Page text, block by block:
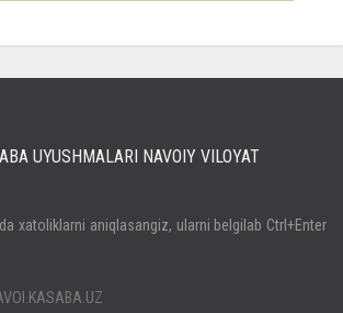
UYUSHMALARI NAVOIY VILOYAT
xatoliklarni aniqlasangiz, ularni belgilab Ctrl+Enter